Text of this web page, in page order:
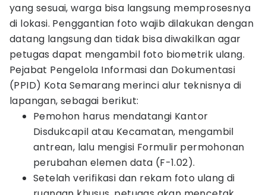
yang sesuai, warga bisa langsung memprosesnya
di lokasi. Penggantian foto wajib dilakukan dengan
datang langsung dan tidak bisa diwakilkan agar
petugas dapat mengambil foto biometrik ulang.
Pejabat Pengelola Informasi dan Dokumentasi
(PPID) Kota Semarang merinci alur teknisnya di
lapangan, sebagai berikut:
Pemohon harus mendatangi Kantor
Disdukcapil atau Kecamatan, mengambil
antrean, lalu mengisi Formulir permohonan
perubahan elemen data (F-1.02).
Setelah verifikasi dan rekam foto ulang di